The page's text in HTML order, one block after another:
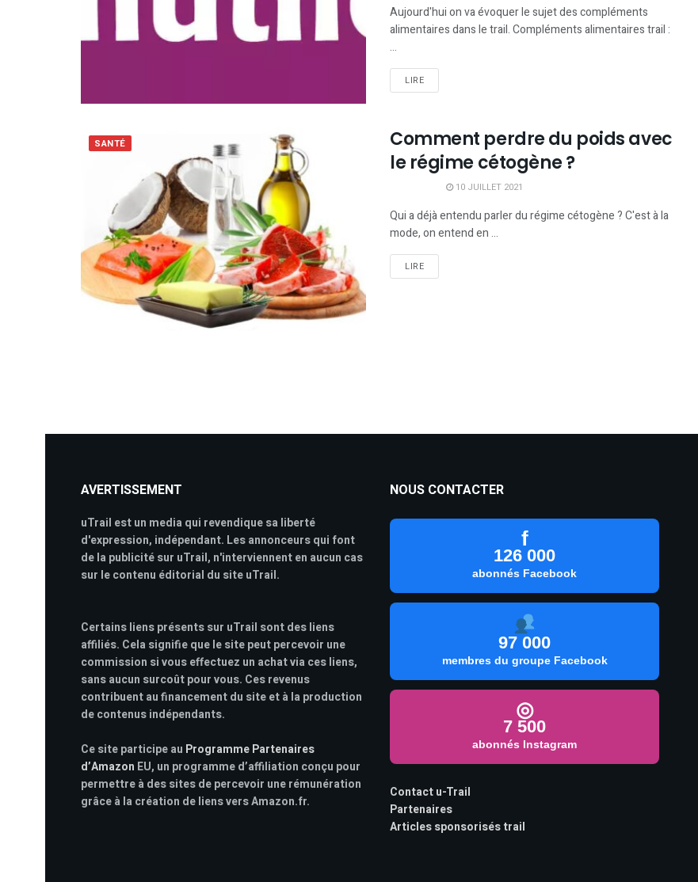
Aujourd'hui on va évoquer le sujet des compléments
alimentaires dans le trail. Compléments alimentaires trail :
...
LIRE
SANTÉ
Comment perdre du poids avec
le régime cétogène ?
10 JUILLET 2021
Qui a déjà entendu parler du régime cétogène ? C'est à la
mode, on entend en ...
LIRE
AVERTISSEMENT
uTrail est un media qui revendique sa liberté
d'expression, indépendant. Les annonceurs qui font
de la publicité sur uTrail, n'interviennent en aucun cas
sur le contenu éditorial du site uTrail.
Certains liens présents sur uTrail sont des liens
affiliés. Cela signifie que le site peut percevoir une
commission si vous effectuez un achat via ces liens,
sans aucun surcoût pour vous. Ces revenus
contribuent au financement du site et à la production
de contenus indépendants.
Ce site participe au Programme Partenaires
d’Amazon EU, un programme d’affiliation conçu pour
permettre à des sites de percevoir une rémunération
grâce à la création de liens vers Amazon.fr.
NOUS CONTACTER
f
126 000
abonnés Facebook
97 000
membres du groupe Facebook
◎
7 500
abonnés Instagram
Contact u-Trail
Partenaires
Articles sponsorisés trail